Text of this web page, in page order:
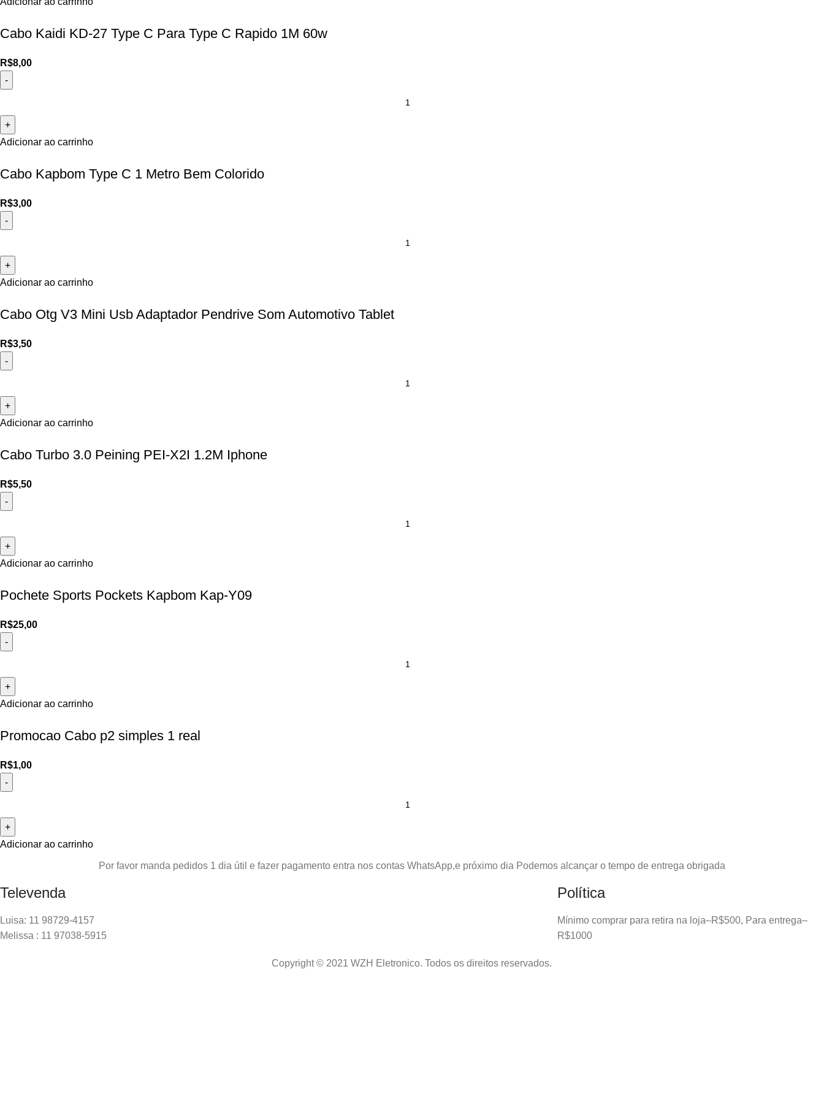
Cabo Kaidi KD-27 Type C Para Type C Rapido 1M 60w
R$8,00
Adicionar ao carrinho
Cabo Kapbom Type C 1 Metro Bem Colorido
R$3,00
Adicionar ao carrinho
Cabo Otg V3 Mini Usb Adaptador Pendrive Som Automotivo Tablet
R$3,50
Adicionar ao carrinho
Cabo Turbo 3.0 Peining PEI-X2I 1.2M Iphone
R$5,50
Adicionar ao carrinho
Pochete Sports Pockets Kapbom Kap-Y09
R$25,00
Adicionar ao carrinho
Promocao Cabo p2 simples 1 real
R$1,00
Adicionar ao carrinho
Por favor manda pedidos 1 dia útil e fazer pagamento entra nos contas WhatsApp,e próximo dia Podemos alcançar o tempo de entrega obrigada
Televenda
Luisa: 11 98729-4157
Melissa : 11 97038-5915
Política
Mínimo comprar para retira na loja–R$500, Para entrega–
R$1000
Copyright © 2021 WZH Eletronico. Todos os direitos reservados.